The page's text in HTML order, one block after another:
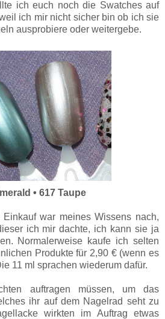
ich euch noch die Swatches auf
ich mir nicht sicher bin ob ich sie
ausprobiere oder weitergebe.
• 617 Taupe
war meines Wissens nach,
ich mir dachte, ich kann sie ja
Normalerweise kaufe ich selten
Produkte für 2,90 € (wenn es
11 ml sprachen wiederum dafür.
auftragen müssen, um das
ihr auf dem Nagelrad seht zu
wirkten im Auftrag etwas